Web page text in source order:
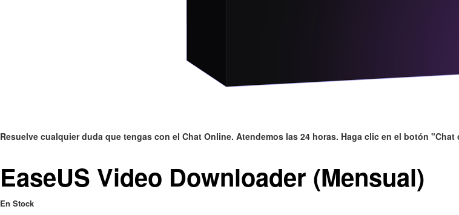
Resuelve cualquier duda que tengas con el Chat Online. Atendemos las 24 horas. Haga clic en el botón
EaseUS Video Downloader (Mensual)
En Stock